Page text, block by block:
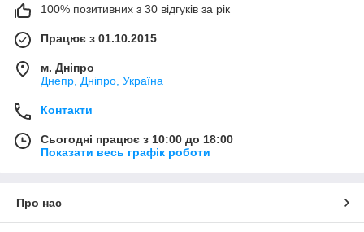
100% позитивних з 30 відгуків за рік
Працює з 01.10.2015
м. Дніпро
Днепр, Дніпро, Україна
Контакти
Сьогодні працює з 10:00 до 18:00
Показати весь графік роботи
Про нас